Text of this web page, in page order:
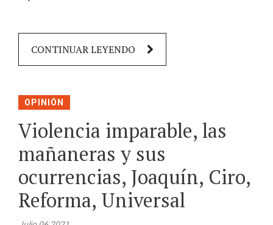
CONTINUAR LEYENDO
OPINIÓN
Violencia imparable, las
mañaneras y sus
ocurrencias, Joaquín, Ciro,
Reforma, Universal